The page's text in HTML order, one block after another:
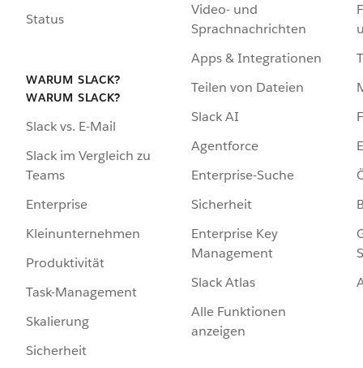
Status
WARUM SLACK?
WARUM SLACK?
Slack vs. E-Mail
Slack im Vergleich zu
Teams
Enterprise
Kleinunternehmen
Produktivität
Task-Management
Skalierung
Sicherheit
Video- und
Sprachnachrichten
Apps & Integrationen
Teilen von Dateien
Slack AI
Agentforce
Enterprise-Suche
Sicherheit
Enterprise Key
Management
Slack Atlas
Alle Funktionen
anzeigen